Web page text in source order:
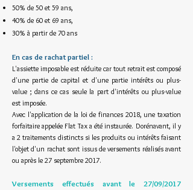
50% de 50 et 59 ans,
40% de 60 et 69 ans,
30% à partir de 70 ans
En cas de rachat partiel :
L'assiette imposable est réduite car tout retrait est composé
d'une partie de capital et d'une partie intérêts ou plus-
value ; dans ce cas seule la part d'intérêts ou plus-value
est imposée.
Avec l'application de la loi de finances 2018, une taxation
forfaitaire appelée Flat Tax a été instaurée. Dorénavant, il y
a 2 traitements distincts si les produits ou intérêts faisant
l'objet d'un rachat sont issus de versements réalisés avant
ou après le 27 septembre 2017.
Versements effectués avant le 27/09/2017